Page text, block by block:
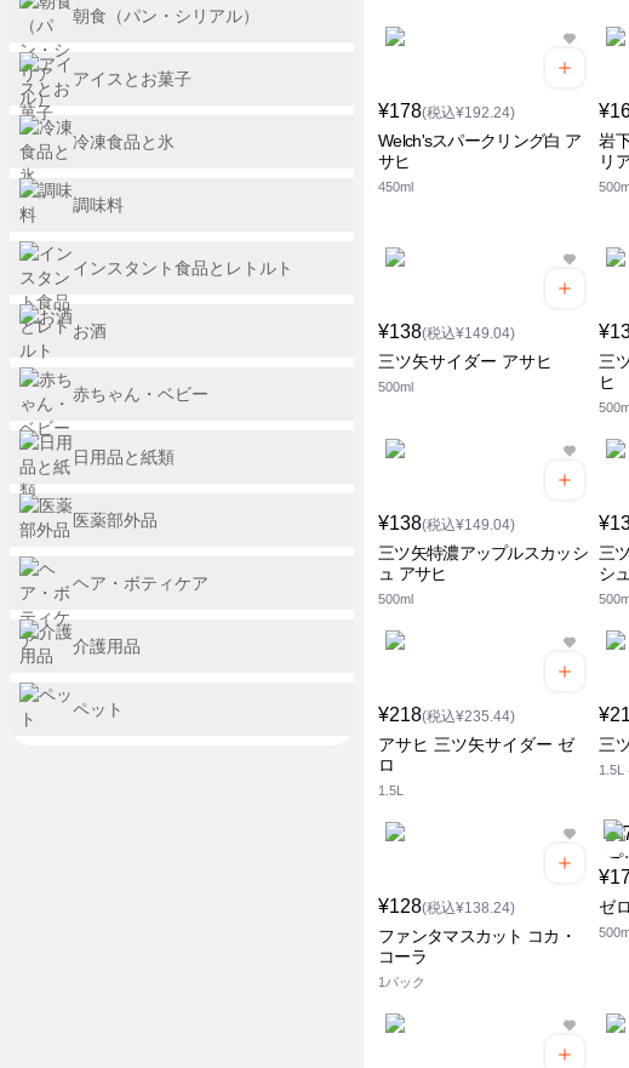
¥178(税込¥192.24)
Welch'sスパークリング白 ア
サヒ
450ml
岩
リ
¥138(税込¥149.04)
三ツ矢サイダー アサヒ
500ml
三
ヒ
¥138(税込¥149.04)
三ツ矢特濃アップルスカッシ
ュ アサヒ
500ml
三
シ
¥218(税込¥235.44)
アサヒ 三ツ矢サイダー ゼ
ロ
1.5L
三
1.5L
¥128(税込¥138.24)
ファンタマスカット コカ・
コーラ
1パック
ゼ
朝食（パン・シリアル）
アイスとお菓子
冷凍食品と氷
調味料
インスタント食品とレトルト
お酒
赤ちゃん・ベビー
日用品と紙類
医薬部外品
ヘア・ボティケア
介護用品
ペット